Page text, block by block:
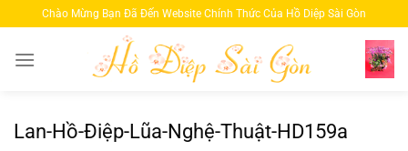
qua
nội
Chào Mừng Bạn Đã Đến Website Chính Thức Của Hồ Diệp Sài Gòn
Lan-Hồ-Điệp-Lũa-Nghệ-Thuật-HD159a